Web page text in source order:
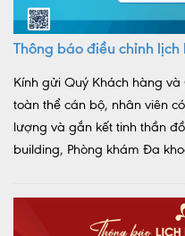
Thông báo điều chỉnh
Kính gửi Quý Khách hàng
toàn thể cán bộ, nhân viên
lượng và gắn kết tinh thần
building, Phòng khám Đa